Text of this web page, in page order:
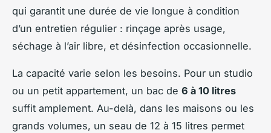
qui garantit une durée de vie longue à condition
d’un entretien régulier : rinçage après usage,
séchage à l’air libre, et désinfection occasionnelle.
La capacité varie selon les besoins. Pour un studio
ou un petit appartement, un bac de 6 à 10 litres
suffit amplement. Au-delà, dans les maisons ou les
grands volumes, un seau de 12 à 15 litres permet